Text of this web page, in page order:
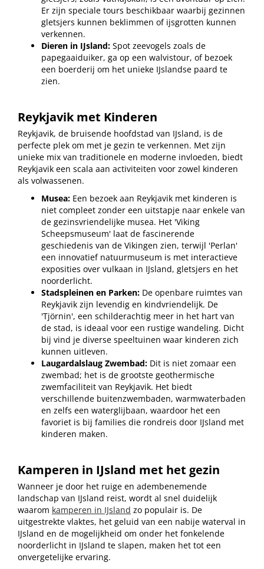
Er zijn speciale tours beschikbaar waarbij gezinnen
gletsjers kunnen beklimmen of ijsgrotten kunnen
verkennen.
Dieren in IJsland: Spot zeevogels zoals de
papegaaiduiker, ga op een walvistour, of bezoek
een boerderij om het unieke IJslandse paard te
zien.
Reykjavik met Kinderen
Reykjavik, de bruisende hoofdstad van IJsland, is de
perfecte plek om met je gezin te verkennen. Met zijn
unieke mix van traditionele en moderne invloeden, biedt
Reykjavik een scala aan activiteiten voor zowel kinderen
als volwassenen.
Musea: Een bezoek aan Reykjavik met kinderen is
niet compleet zonder een uitstapje naar enkele van
de gezinsvriendelijke musea. Het 'Viking
Scheepsmuseum' laat de fascinerende
geschiedenis van de Vikingen zien, terwijl 'Perlan'
een innovatief natuurmuseum is met interactieve
exposities over vulkaan in IJsland, gletsjers en het
noorderlicht.
Stadspleinen en Parken: De openbare ruimtes van
Reykjavik zijn levendig en kindvriendelijk. De
'Tjörnin', een schilderachtig meer in het hart van
de stad, is ideaal voor een rustige wandeling. Dicht
bij vind je diverse speeltuinen waar kinderen zich
kunnen uitleven.
Laugardalslaug Zwembad: Dit is niet zomaar een
zwembad; het is de grootste geothermische
zwemfaciliteit van Reykjavik. Het biedt
verschillende buitenzwembaden, warmwaterbaden
en zelfs een waterglijbaan, waardoor het een
favoriet is bij families die rondreis door IJsland met
kinderen maken.
Kamperen in IJsland met het gezin
Wanneer je door het ruige en adembenemende
landschap van IJsland reist, wordt al snel duidelijk
waarom kamperen in IJsland zo populair is. De
uitgestrekte vlaktes, het geluid van een nabije waterval in
IJsland en de mogelijkheid om onder het fonkelende
noorderlicht in IJsland te slapen, maken het tot een
onvergetelijke ervaring.